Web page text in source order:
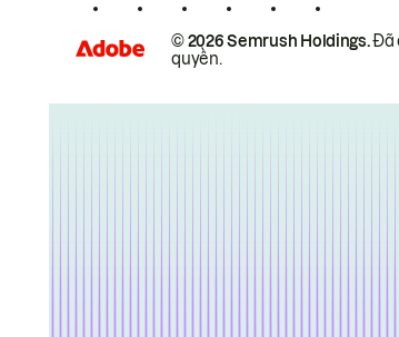
© 2026 Semrush Holdings.Đã
quyền.